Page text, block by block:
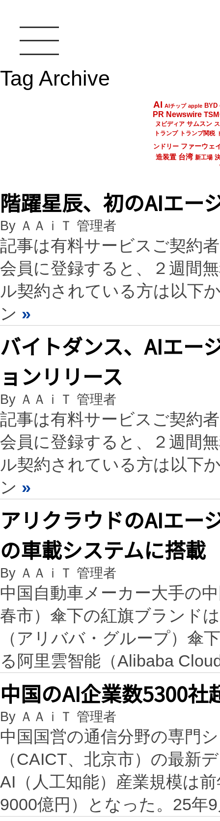
Tag Archive
AI AIチップ apple BYD
PR Newswire
ヌビディア サムスン
トランプ
トランプ関税
ンドリー ファーウェ
造装置 台湾 新工場
階躍星辰、初のAIエー
By ＡＡｉＴ 管理者
記事は有料サービスご契約
会員に登録すると、２週間
ル契約されている方は以下
ン »
バイトダンス、AIエー
ョンリリース
By ＡＡｉＴ 管理者
記事は有料サービスご契約
会員に登録すると、２週間
ル契約されている方は以下
ン »
アリクラウドのAIエー
の車載システムに搭載
By ＡＡｉＴ 管理者
中国自動車メーカー大手の
春市）傘下の紅旗ブランド
（アリババ・グループ）傘
る阿里雲智能（Alibaba
中国のAI企業数5300
By ＡＡｉＴ 管理者
中国国営の通信分野の専門
（CAICT、北京市）の最新
AI（人工知能）産業規模は
9000億円）となった。25年